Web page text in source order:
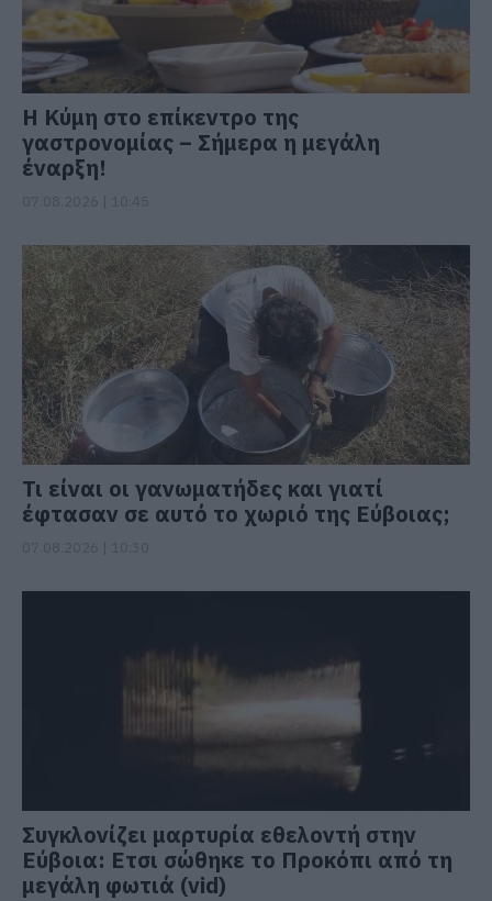
Η Κύμη στο επίκεντρο της
γαστρονομίας – Σήμερα η μεγάλη
έναρξη!
Τι είναι οι γανωματήδες και γιατί
έφτασαν σε αυτό το χωριό της Εύβοιας;
Συγκλονίζει μαρτυρία εθελοντή στην
Εύβοια: Ετσι σώθηκε το Προκόπι από τη
μεγάλη φωτιά (vid)